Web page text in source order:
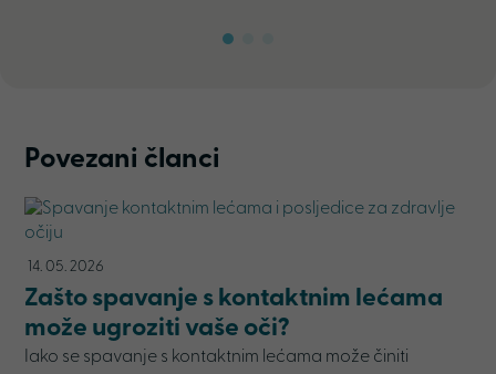
Povezani članci
14. 05. 2026
Zašto spavanje s kontaktnim lećama
može ugroziti vaše oči?
Iako se spavanje s kontaktnim lećama može činiti